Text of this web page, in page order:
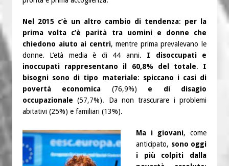
Nel 2015 c’è un altro cambio di tendenza: per la
prima volta c’è parità tra uomini e donne che
chiedono aiuto ai centri, mentre prima prevalevano le
donne. L’età media è di 44 anni. I disoccupati e
inoccupati rappresentano il 60,8% del totale. I
bisogni sono di tipo materiale: spiccano i casi di
povertà economica (76,9%) e di disagio
occupazionale (57,7%). Da non trascurare i problemi
abitativi (25%) e familiari (13%).
Ma i giovani, come
anticipato, sono oggi
i più colpiti dalla